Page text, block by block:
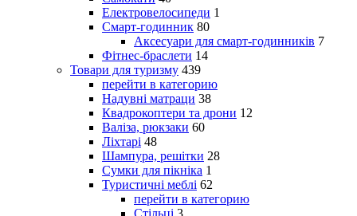
Електровелосипеди 1
Смарт-годинник 80
Аксесуари для смарт-годинників 7
Фітнес-браслети 14
Товари для туризму 439
перейти в категорию
Надувні матраци 38
Квадрокоптери та дрони 12
Валіза, рюкзаки 60
Ліхтарі 48
Шампура, решітки 28
Сумки для пікніка 1
Туристичні меблі 62
перейти в категорию
Стільці 3